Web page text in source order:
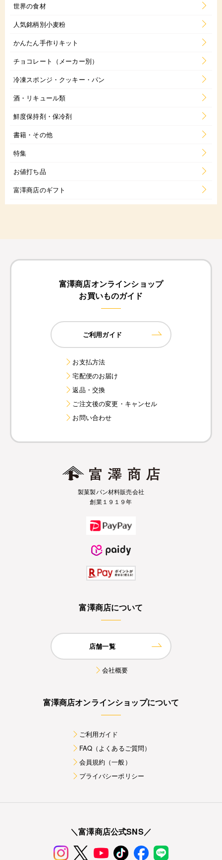
世界の食材
人気銘柄別小麦粉
かんたん手作りキット
チョコレート（メーカー別）
冷凍スポンジ・クッキー・パン
酒・リキュール類
鮮度保持剤・保冷剤
書籍・その他
特集
お値打ち品
富澤商店のギフト
富澤商店オンラインショップ
お買いものガイド
ご利用ガイド
お支払方法
宅配便のお届け
返品・交換
ご注文後の変更・キャンセル
お問い合わせ
製菓製パン材料販売会社
創業１９１９年
富澤商店について
店舗一覧
会社概要
富澤商店オンラインショップについて
ご利用ガイド
FAQ（よくあるご質問）
会員規約（一般）
プライバシーポリシー
＼富澤商店公式SNS／